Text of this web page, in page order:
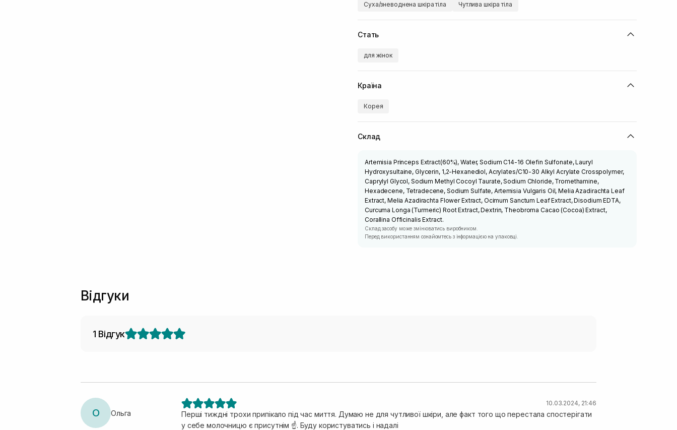
Суха/зневоднена шкіра тіла Чутлива шкіра тіла
Стать
для жінок
Країна
Корея
Склад
Artemisia Princeps Extract(60%), Water, Sodium C14-16 Olefin Sulfonate, Lauryl
Hydroxysultaine, Glycerin, 1,2-Hexanediol, Acrylates/C10-30 Alkyl Acrylate Crosspolymer,
Caprylyl Glycol, Sodium Methyl Cocoyl Taurate, Sodium Chloride, Tromethamine,
Hexadecene, Tetradecene, Sodium Sulfate, Artemisia Vulgaris Oil, Melia Azadirachta Leaf
Extract, Melia Azadirachta Flower Extract, Ocimum Sanctum Leaf Extract, Disodium EDTA,
Curcuma Longa (Turmeric) Root Extract, Dextrin, Theobroma Cacao (Cocoa) Extract,
Corallina Officinalis Extract.
Склад засобу може змінюватись виробником.
Перед використанням ознайомтесь з інформацією на упаковці.
Відгуки
1 Відгук
О Ольга
10.03.2024, 21:46
Перші тиждні трохи припікало під час миття. Думаю не для чутливої шкіри, але факт того що перестала спостерігати
у себе молочницю є присутнім ☝️. Буду користуватись і надалі